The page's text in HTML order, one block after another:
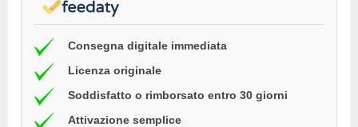
Consegna digitale immediata
Licenza originale
Soddisfatto o rimborsato entro 30 giorni
Attivazione semplice